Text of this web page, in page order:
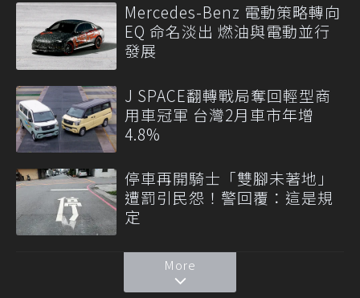
Mercedes-Benz 電動策略轉向
EQ 命名淡出 燃油與電動並行
發展
J SPACE翻轉戰局奪回輕型商
用車冠軍 台灣2月車市年增
4.8%
停車再開騎士「雙腳未著地」
遭罰引民怨！警回覆：這是規
定
More